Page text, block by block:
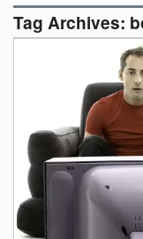
Contatti
Tag Archives: